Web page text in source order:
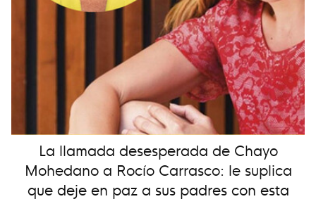
La llamada desesperada de Chayo
Mohedano a Rocío Carrasco: le suplica
que deje en paz a sus padres con esta